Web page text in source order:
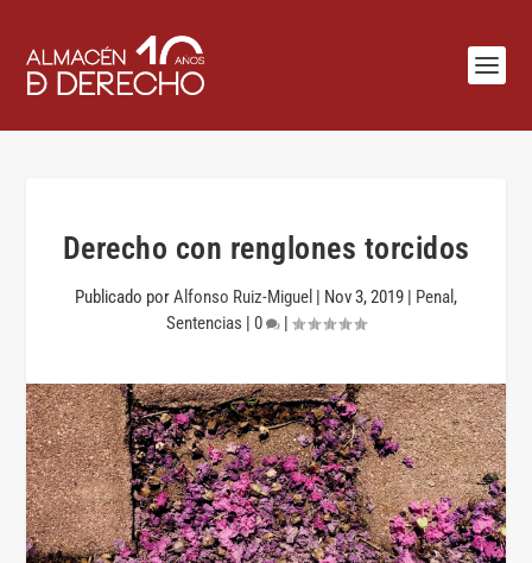
Derecho con renglones torcidos
Publicado porAlfonso Ruiz-Miguel | Nov 3, 2019 | Penal ,
Sentencias | 0 |